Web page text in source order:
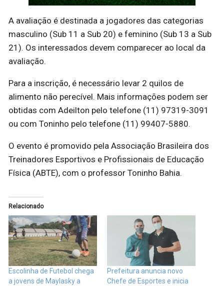
A avaliação é destinada a jogadores das categorias
masculino (Sub 11 a Sub 20) e feminino (Sub 13 a Sub
21). Os interessados devem comparecer ao local da
avaliação.
Para a inscrição, é necessário levar 2 quilos de
alimento não perecível. Mais informações podem ser
obtidas com Adeilton pelo telefone (11) 97319-3091
ou com Toninho pelo telefone (11) 99407-5880.
O evento é promovido pela Associação Brasileira dos
Treinadores Esportivos e Profissionais de Educação
Física (ABTE), com o professor Toninho Bahia.
Relacionado
Escolinha de Futebol chega
a jovens de Maylasky a
Prefeitura anuncia novo
Chefe de Esportes e inicia